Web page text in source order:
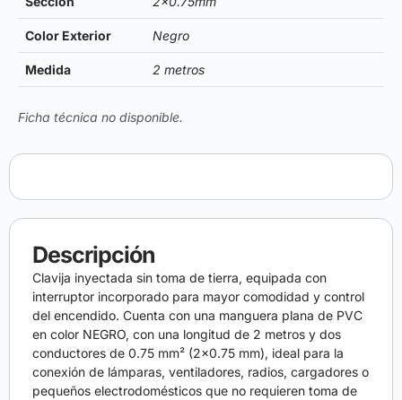
Color Exterior Negro
Medida 2 metros
Ficha técnica no disponible.
Descripción
Clavija inyectada sin toma de tierra, equipada con
interruptor incorporado para mayor comodidad y control
del encendido. Cuenta con una manguera plana de PVC
en color NEGRO, con una longitud de 2 metros y dos
conductores de 0.75 mm² (2×0.75 mm), ideal para la
conexión de lámparas, ventiladores, radios, cargadores o
pequeños electrodomésticos que no requieren toma de